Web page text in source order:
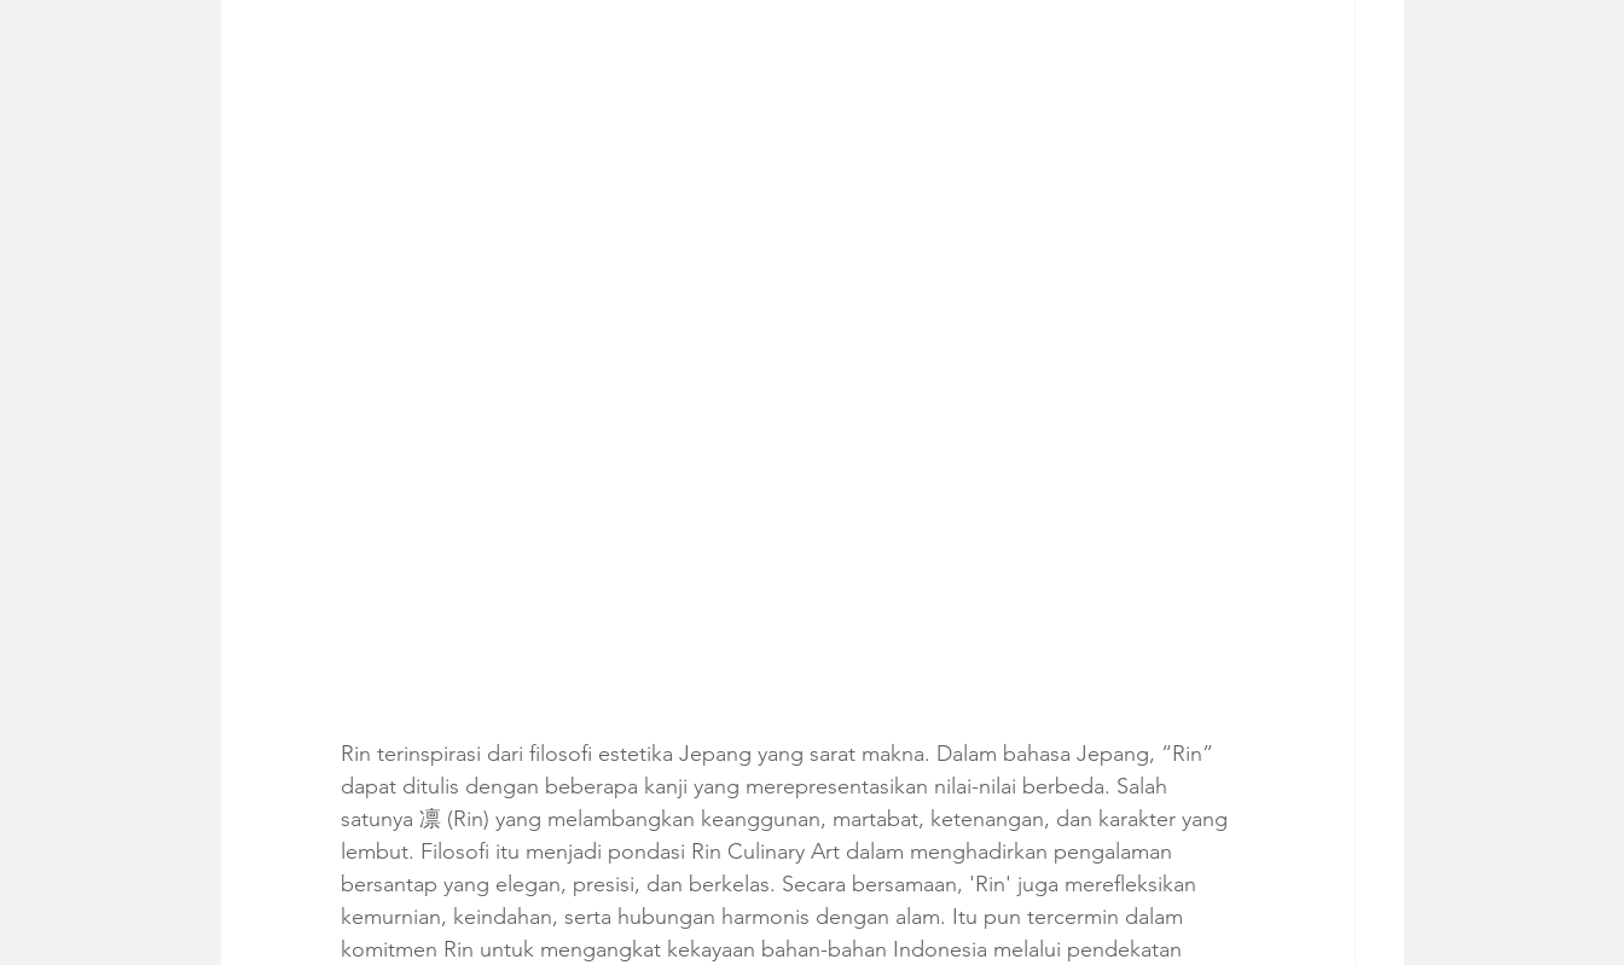
Rin terinspirasi dari filosofi estetika Jepang yang sarat makna. Dalam bahasa Jepang, “Rin”
dapat ditulis dengan beberapa kanji yang merepresentasikan nilai-nilai berbeda. Salah
satunya 凛 (Rin) yang melambangkan keanggunan, martabat, ketenangan, dan karakter yang
lembut. Filosofi itu menjadi pondasi Rin Culinary Art dalam menghadirkan pengalaman
bersantap yang elegan, presisi, dan berkelas. Secara bersamaan, 'Rin' juga merefleksikan
kemurnian, keindahan, serta hubungan harmonis dengan alam. Itu pun tercermin dalam
komitmen Rin untuk mengangkat kekayaan bahan-bahan Indonesia melalui pendekatan